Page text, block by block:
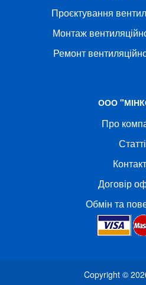
Проєктування
Монтаж
Ремонт
ООО
Про
Статті
Договір
Обмін та
Copyright ©